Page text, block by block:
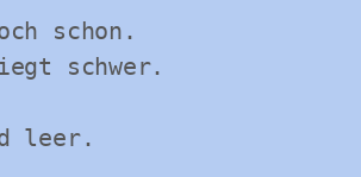
schon.
schwer.
leer.